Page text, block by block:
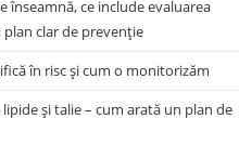
înseamnă, ce include evaluarea
clar de prevenție
în risc și cum o monitorizăm
și talie – cum arată un plan de